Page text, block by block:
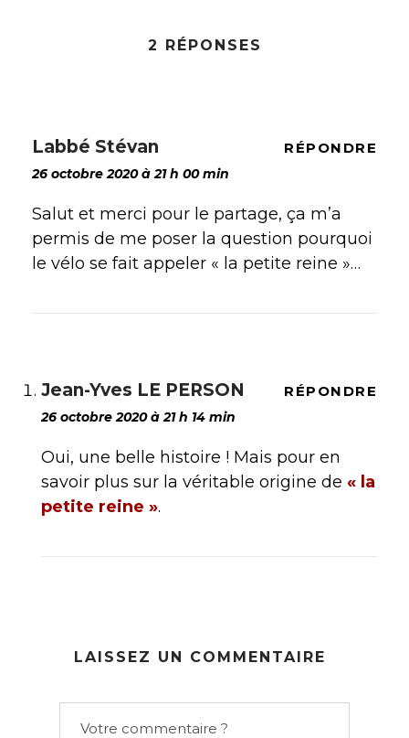
2 RÉPONSES
Labbé Stévan
26 octobre 2020 à 21 h 00 min
RÉPONDRE
Salut et merci pour le partage, ça m’a
permis de me poser la question pourquoi
le vélo se fait appeler « la petite reine »…
Jean-Yves LE PERSON
26 octobre 2020 à 21 h 14 min
RÉPONDRE
Oui, une belle histoire ! Mais pour en
savoir plus sur la véritable origine de « la
petite reine ».
LAISSEZ UN COMMENTAIRE